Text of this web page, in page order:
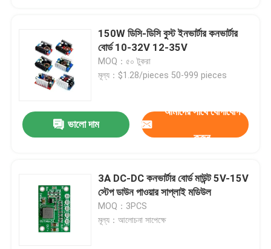
150W ডিসি-ডিসি বুস্ট ইনভার্টার কনভার্টার
বোর্ড 10-32V 12-35V
MOQ：৫০ টুকরা
মূল্য：$1.28/pieces 50-999 pieces
ভালো দাম
আমাদের সাথে যোগাযোগ
করুন
3A DC-DC কনভার্টার বোর্ড মাউন্ট 5V-15V
স্টেপ ডাউন পাওয়ার সাপ্লাই মডিউল
MOQ：3PCS
মূল্য：আলোচনা সাপেক্ষে